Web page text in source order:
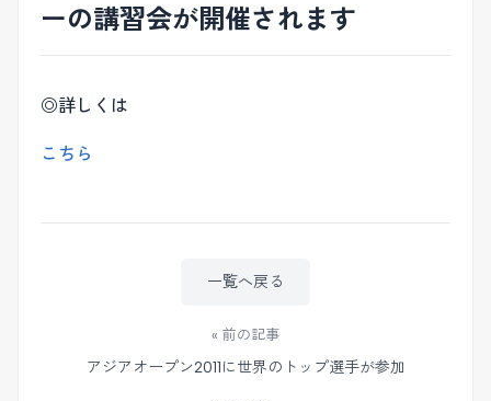
ーの講習会が開催されます
◎詳しくは
こちら
« 前の記事
アジアオープン2011に世界のトップ選手が参加
一覧へ戻る